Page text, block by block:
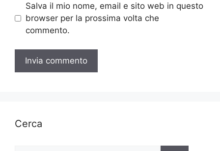
Salva il mio nome, email e sito web in questo
browser per la prossima volta che
commento.
Cerca